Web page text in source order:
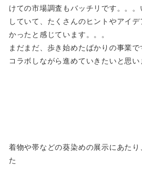
けての市場調査もバッチリです。。
していて、たくさんのヒントやアイ
かったと感じています。。。
まだまだ、歩き始めたばかりの事業
コラボしながら進めていきたいと思い
着物や帯などの葵染めの展示にあた
た